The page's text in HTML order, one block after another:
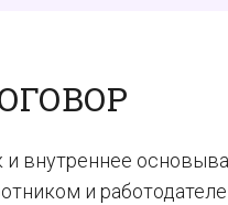
внутреннее
и